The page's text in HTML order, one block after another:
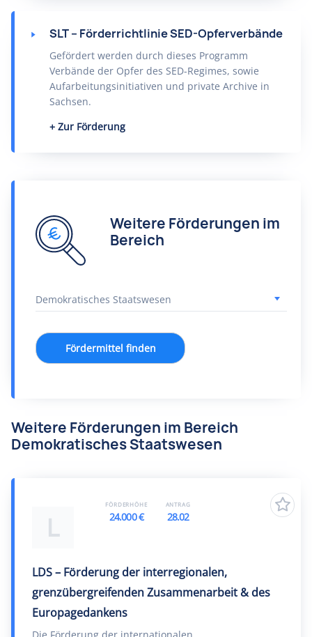
SLT – Förderrichtlinie SED-Opferverbände
Gefördert werden durch dieses Programm
Verbände der Opfer des SED-Regimes, sowie
Aufarbeitungsinitiativen und private Archive in
Sachsen.
Zur Förderung
Weitere Förderungen im
Bereich
Fördermittel finden
Weitere Förderungen im Bereich
Demokratisches Staatswesen
L
LDS – Förderung der interregionalen,
grenzübergreifenden Zusammenarbeit & des
Europagedankens
FÖRDERHÖHE
24.000 €
ANTRAG
28.02